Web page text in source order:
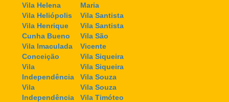
Vila Helena
Vila Heliópolis
Vila Henrique
Cunha Bueno
Vila Imaculada
Conceição
Vila
Independência
Vila
Independência
Maria
Vila Santista
Vila Santista
Vila São
Vicente
Vila Siqueira
Vila Siqueira
Vila Souza
Vila Souza
Vila Timóteo